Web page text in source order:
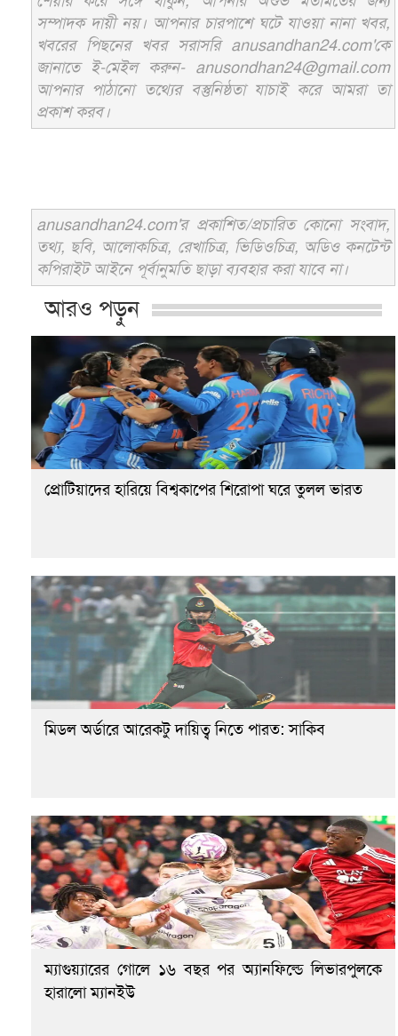
সম্পাদক দায়ী নয়। আপনার চারপাশে ঘটে যাওয়া নানা খবর,
খবরের পিছনের খবর সরাসরি anusandhan24.com'কে
জানাতে ই-মেইল করুন- anusondhan24@gmail.com
আপনার পাঠানো তথ্যের বস্তুনিষ্ঠতা যাচাই করে আমরা তা
প্রকাশ করব।
anusandhan24.com'র প্রকাশিত/প্রচারিত কোনো সংবাদ,
তথ্য, ছবি, আলোকচিত্র, রেখাচিত্র, ভিডিওচিত্র, অডিও কনটেন্ট
কপিরাইট আইনে পূর্বানুমতি ছাড়া ব্যবহার করা যাবে না।
আরও পড়ুন
প্রোটিয়াদের হারিয়ে বিশ্বকাপের শিরোপা ঘরে তুলল ভারত
মিডল অর্ডারে আরেকটু দায়িত্ব নিতে পারত: সাকিব
ম্যাগুয়্যারের গোলে ১৬ বছর পর অ্যানফিল্ডে লিভারপুলকে
হারালো ম্যানইউ